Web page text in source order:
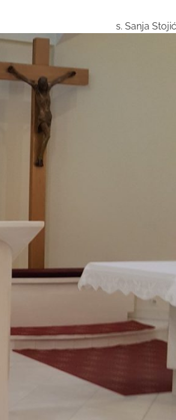
s. Sanja Stojić